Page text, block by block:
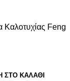
Καλοτυχίας Feng
ΣΤΟ ΚΑΛΆΘΙ